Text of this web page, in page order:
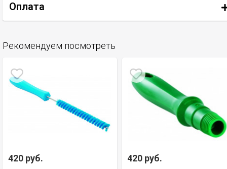
Оплата
Рекомендуем посмотреть
420 руб. 420 руб.